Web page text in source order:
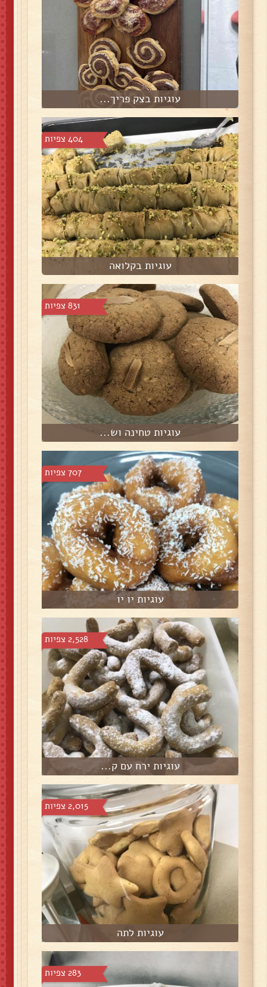
עוגיות בצק פריך...
404 צפיות
עוגיות בקלואה
831 צפיות
עוגיות טחינה וש...
707 צפיות
עוגיות יו יו
2,528 צפיות
עוגיות ירח עם ק...
2,015 צפיות
עוגיות לתה
283 צפיות